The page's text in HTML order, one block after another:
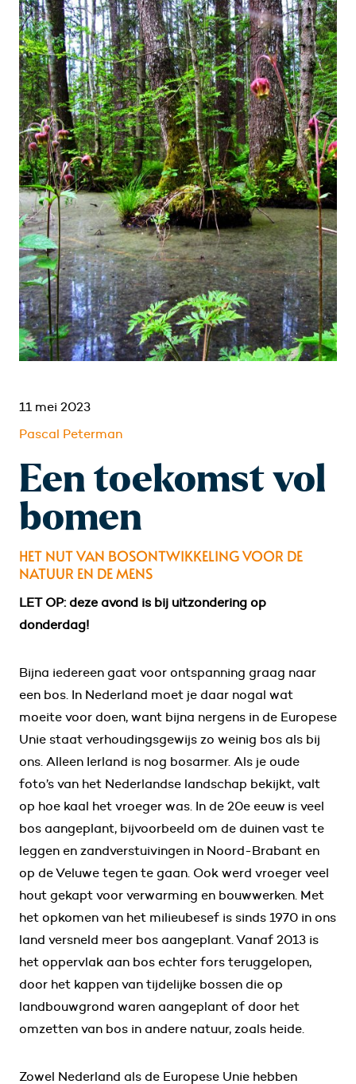
11 mei 2023
Pascal Peterman
Een toekomst vol
bomen
HET NUT VAN BOSONTWIKKELING VOOR DE
NATUUR EN DE MENS
LET OP: deze avond is bij uitzondering op
donderdag!
Bijna iedereen gaat voor ontspanning graag naar
een bos. In Nederland moet je daar nogal wat
moeite voor doen, want bijna nergens in de Europese
Unie staat verhoudingsgewijs zo weinig bos als bij
ons. Alleen Ierland is nog bosarmer. Als je oude
foto’s van het Nederlandse landschap bekijkt, valt
op hoe kaal het vroeger was. In de 20e eeuw is veel
bos aangeplant, bijvoorbeeld om de duinen vast te
leggen en zandverstuivingen in Noord-Brabant en
op de Veluwe tegen te gaan. Ook werd vroeger veel
hout gekapt voor verwarming en bouwwerken. Met
het opkomen van het milieubesef is sinds 1970 in ons
land versneld meer bos aangeplant. Vanaf 2013 is
het oppervlak aan bos echter fors teruggelopen,
door het kappen van tijdelijke bossen die op
landbouwgrond waren aangeplant of door het
omzetten van bos in andere natuur, zoals heide.
Zowel Nederland als de Europese Unie hebben